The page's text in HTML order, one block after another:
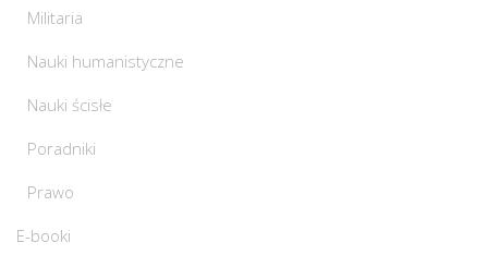
Militaria
Nauki humanistyczne
Nauki ścisłe
Poradniki
Prawo
E-booki